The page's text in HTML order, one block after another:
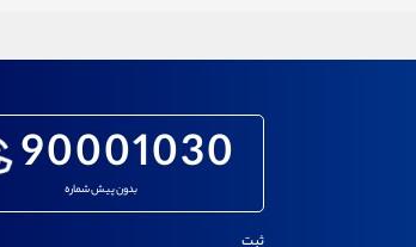
90001030
بدون پیش شماره